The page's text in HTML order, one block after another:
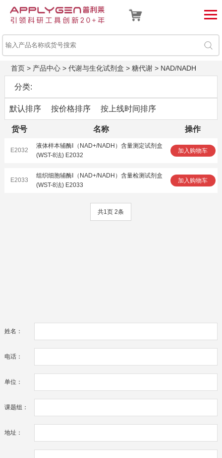
首页> 产品中心> 代谢与生化试剂盒 > 糖代谢> NAD/NADH
分类:
默认排序 按价格排序 按上线时间排序
货号 名称 操作
E2032
液体样本辅酶Ⅰ（NAD+/NADH）含量测定试剂盒
(WST-8法) E2032
加入购物车
E2033
组织细胞辅酶Ⅰ（NAD+/NADH）含量检测试剂盒
(WST-8法) E2033
加入购物车
共1页 2条
姓名：
电话：
单位：
课题组：
地址：